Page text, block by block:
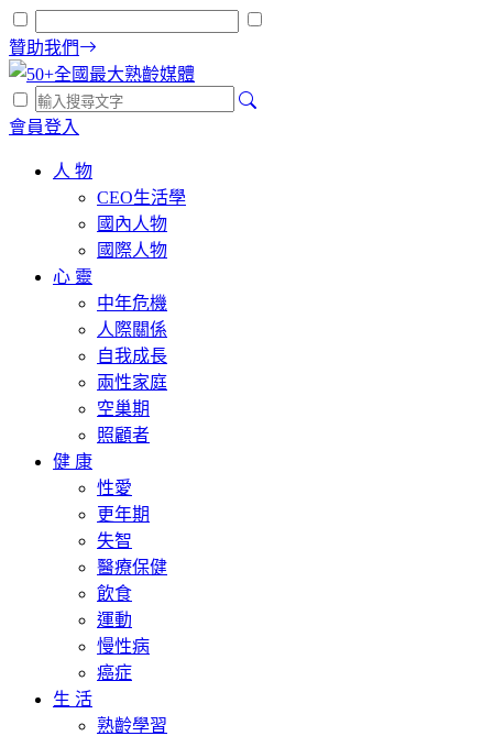
贊助我們
會員登入
人 物
CEO生活學
國內人物
國際人物
心 靈
中年危機
人際關係
自我成長
兩性家庭
空巢期
照顧者
健 康
性愛
更年期
失智
醫療保健
飲食
運動
慢性病
癌症
生 活
熟齡學習